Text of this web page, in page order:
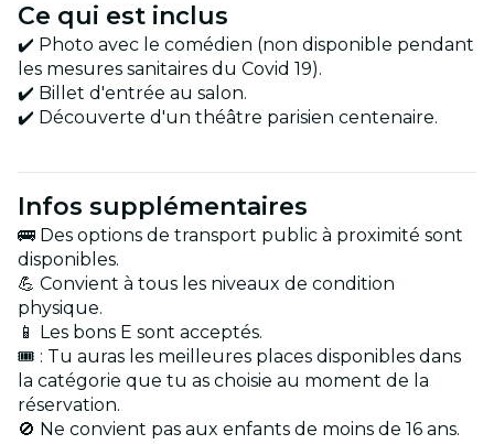
Ce qui est inclus
✔️ Photo avec le comédien (non disponible pendant
les mesures sanitaires du Covid 19).
✔️ Billet d'entrée au salon.
✔️ Découverte d'un théâtre parisien centenaire.
Infos supplémentaires
🚌 Des options de transport public à proximité sont
disponibles.
💪 Convient à tous les niveaux de condition
physique.
📱 Les bons E sont acceptés.
🎟️ : Tu auras les meilleures places disponibles dans
la catégorie que tu as choisie au moment de la
réservation.
🚫 Ne convient pas aux enfants de moins de 16 ans.